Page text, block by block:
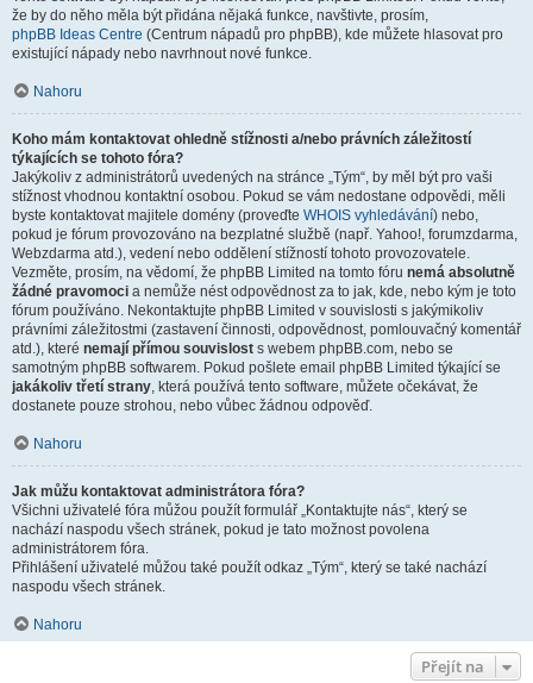
že by do něho měla být přidána nějaká funkce, navštivte, prosím,
phpBB Ideas Centre (Centrum nápadů pro phpBB), kde můžete hlasovat pro
existující nápady nebo navrhnout nové funkce.
Nahoru
Koho mám kontaktovat ohledně stížnosti a/nebo právních záležitostí
týkajících se tohoto fóra?
Jakýkoliv z administrátorů uvedených na stránce „Tým“, by měl být pro vaši
stížnost vhodnou kontaktní osobou. Pokud se vám nedostane odpovědi, měli
byste kontaktovat majitele domény (proveďte WHOIS vyhledávání) nebo,
pokud je fórum provozováno na bezplatné službě (např. Yahoo!, forumzdarma,
Webzdarma atd.), vedení nebo oddělení stížností tohoto provozovatele.
Vezměte, prosím, na vědomí, že phpBB Limited na tomto fóru nemá absolutně
žádné pravomoci a nemůže nést odpovědnost za to jak, kde, nebo kým je toto
fórum používáno. Nekontaktujte phpBB Limited v souvislosti s jakýmikoliv
právními záležitostmi (zastavení činnosti, odpovědnost, pomlouvačný komentář
atd.), které nemají přímou souvislost s webem phpBB.com, nebo se
samotným phpBB softwarem. Pokud pošlete email phpBB Limited týkající se
jakákoliv třetí strany, která používá tento software, můžete očekávat, že
dostanete pouze strohou, nebo vůbec žádnou odpověď.
Nahoru
Jak můžu kontaktovat administrátora fóra?
Všichni uživatelé fóra můžou použít formulář „Kontaktujte nás“, který se
nachází naspodu všech stránek, pokud je tato možnost povolena
administrátorem fóra.
Přihlášení uživatelé můžou také použít odkaz „Tým“, který se také nachází
naspodu všech stránek.
Nahoru
Přejít na